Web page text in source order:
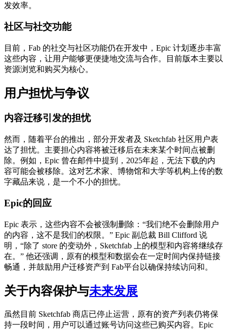
发效率。
社区与社交功能
目前，Fab 的社交与社区功能仍在开发中，Epic 计划逐步丰富
这些内容，让用户能够更便捷地交流与合作。目前版本主要以
资源浏览和购买为核心。
用户担忧与争议
内容迁移引发的担忧
然而，随着平台的推出，部分开发者及 Sketchfab 社区用户表
达了担忧。主要担心内容将被迁移后在未来某个时间点被删
除。例如，Epic 曾在邮件中提到，2025年起，无法下载的内
容可能会被移除。这对艺术家、博物馆和大学等机构上传的数
字藏品来说，是一个不小的担忧。
Epic的回应
Epic 表示，这些内容不会被强制删除：“我们绝不会删除用户
的内容，这不是我们的权限。” Epic 副总裁 Bill Clifford 说
明，“除了 store 的变动外，Sketchfab 上的模型和内容将继续存
在。” 他还强调，原有的模型和数据会在一定时间内保持链接
畅通，并鼓励用户迁移资产到 Fab平台以确保持续访问和。
关于内容保护与未来发展
虽然目前 Sketchfab 商店已停止运营，原有的资产列表仍将保
持一段时间，用户可以通过账号访问这些已购买内容。Epic